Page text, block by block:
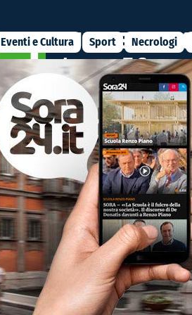
Eventi e Cultura Sport Necrologi